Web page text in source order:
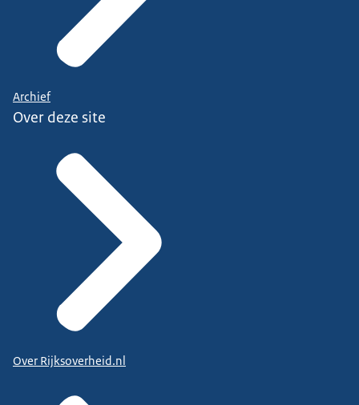
Archief
Over deze site
Over Rijksoverheid.nl